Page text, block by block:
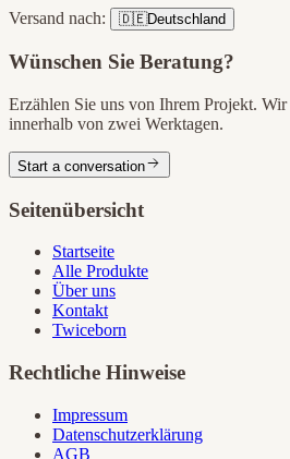
Versand nach: 🇩🇪Deutschland
Wünschen Sie Beratung?
Erzählen Sie uns von Ihrem Projekt.
innerhalb von zwei Werktagen.
Start a conversation
Seitenübersicht
Startseite
Alle Produkte
Über uns
Kontakt
Twiceborn
Rechtliche Hinweise
Impressum
Datenschutzerklärung
AGB